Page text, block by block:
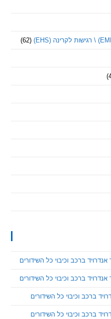
(62)
וכיבוי כל השידורים
וכיבוי כל השידורים
כל השידורים
כל השידורים